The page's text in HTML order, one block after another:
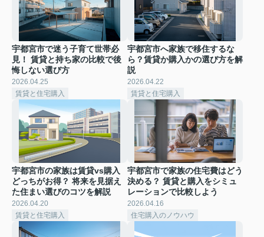
宇都宮市で迷う子育て世帯必
見！ 賃貸と持ち家の比較で後
悔しない選び方
2026.04.25
賃貸と住宅購入
宇都宮市へ家族で移住するな
ら？賃貸か購入かの選び方を解
説
2026.04.22
賃貸と住宅購入
宇都宮市の家族は賃貸vs購入
どっちがお得？ 将来を見据え
た住まい選びのコツを解説
2026.04.20
賃貸と住宅購入
宇都宮市で家族の住宅費はどう
決める？ 賃貸と購入をシミュ
レーションで比較しよう
2026.04.16
住宅購入のノウハウ